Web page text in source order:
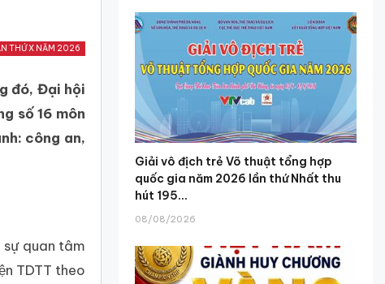
THỨ X NĂM 2026
đó, Đại hội
số 16 môn
công an,
quan tâm
TDTT theo
Giải vô địch trẻ Võ thuật tổng hợp
quốc gia năm 2026 lần thứ Nhất thu
hút 195...
08/08/2026